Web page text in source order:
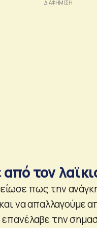
τον
πως την
να απαλλαγούμε
την